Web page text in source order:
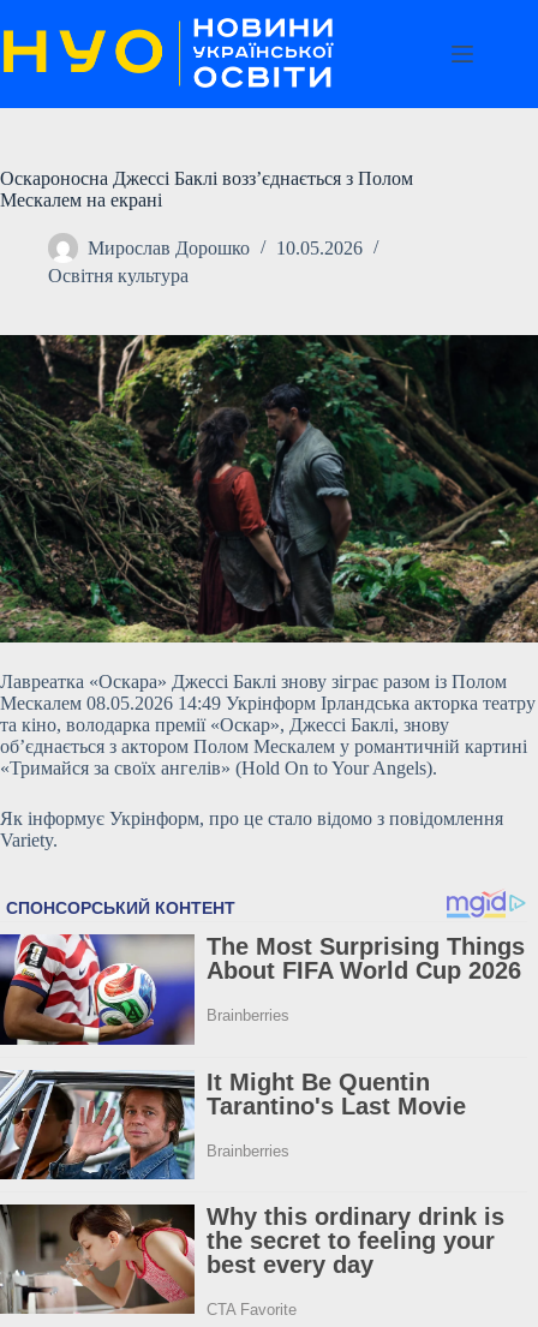
до
вмісту
Оскароносна Джессі Баклі возз’єднається з Полом
Мескалем на екрані
Мирослав Дорошко
10.05.2026
Освітня культура
Лавреатка «Оскара» Джессі Баклі знову зіграє разом із Полом
Мескалем 08.05.2026 14:49 Укрінформ Ірландська акторка театру
та кіно, володарка премії «Оскар», Джессі Баклі, знову
об’єднається з актором Полом Мескалем у романтичній картині
«Тримайся за своїх ангелів» (Hold On to Your Angels).
Як інформує Укрінформ, про це стало відомо з повідомлення
Variety.